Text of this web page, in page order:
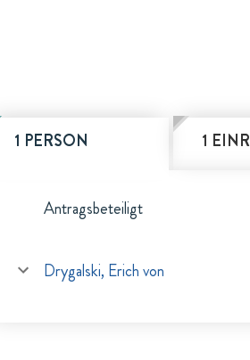
1 PERSON 1
Antragsbeteiligt
Drygalski, Erich von